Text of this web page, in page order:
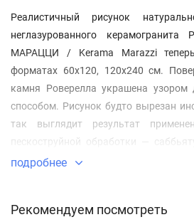
Реалистичный рисунок
неглазурованного
МАРАЦЦИ / Kerama Marazzi
форматах 60x120, 120x240 см.
камня Роверелла украшена
способом. Рисунок будто вырезан
так выглядит результат
пескоструйной обработки —
«песок»). Декор подходит для
подробнее
Рекомендуем посмотреть